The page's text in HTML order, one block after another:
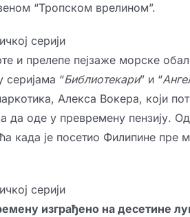
“Тропском врелином”.
и прелепе пејзаже морске
серијама “Библиотекари” и “
Алекса Вокера, који
оде у превремену пензију.
када је посетио Филипине пре
изграђено на десетине